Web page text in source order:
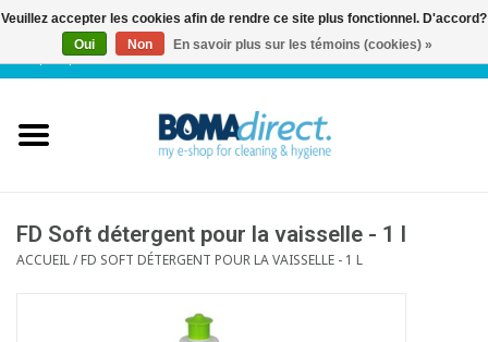
FR| 0 Articles
Service client
FD Soft détergent pour la vaisselle - 1 l
ACCUEIL/FD SOFT DÉTERGENT POUR LA VAISSELLE - 1 L
Veuillez accepter les cookies afin de rendre ce site plus fonctionnel. D'accord?
Oui
Non En savoir plus sur les témoins (cookies) »